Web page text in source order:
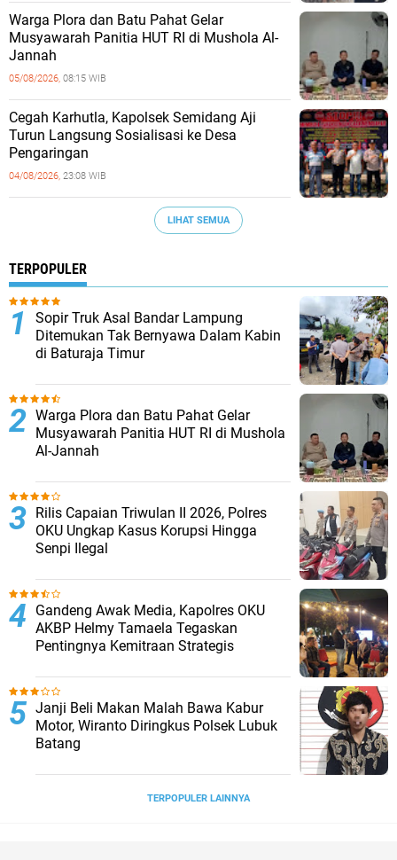
Warga Plora dan Batu Pahat Gelar
Musyawarah Panitia HUT RI di Mushola Al-
Jannah
05/08/2026, 08:15 WIB
Cegah Karhutla, Kapolsek Semidang Aji
Turun Langsung Sosialisasi ke Desa
Pengaringan
04/08/2026, 23:08 WIB
LIHAT SEMUA
TERPOPULER
Sopir Truk Asal Bandar Lampung
Ditemukan Tak Bernyawa Dalam Kabin
di Baturaja Timur
Warga Plora dan Batu Pahat Gelar
Musyawarah Panitia HUT RI di Mushola
Al-Jannah
Rilis Capaian Triwulan II 2026, Polres
OKU Ungkap Kasus Korupsi Hingga
Senpi Ilegal
Gandeng Awak Media, Kapolres OKU
AKBP Helmy Tamaela Tegaskan
Pentingnya Kemitraan Strategis
Janji Beli Makan Malah Bawa Kabur
Motor, Wiranto Diringkus Polsek Lubuk
Batang
TERPOPULER LAINNYA